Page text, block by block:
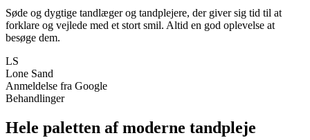
Søde og dygtige tandlæger og tandplejere, der giver sig tid til at
forklare og vejlede med et stort smil. Altid en god oplevelse at
besøge dem.
LS
Lone Sand
Anmeldelse fra Google
Behandlinger
Hele paletten af moderne tandpleje